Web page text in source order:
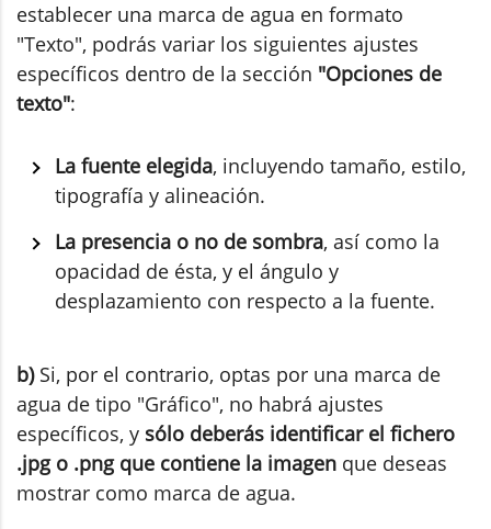
establecer una marca de agua en formato
"Texto", podrás variar los siguientes ajustes
específicos dentro de la sección "Opciones de
texto":
La fuente elegida, incluyendo tamaño, estilo,
tipografía y alineación.
La presencia o no de sombra, así como la
opacidad de ésta, y el ángulo y
desplazamiento con respecto a la fuente.
b)Si, por el contrario, optas por una marca de
agua de tipo "Gráfico", no habrá ajustes
específicos, y sólo deberás identificar el fichero
.jpg o .png que contiene la imagen que deseas
mostrar como marca de agua.